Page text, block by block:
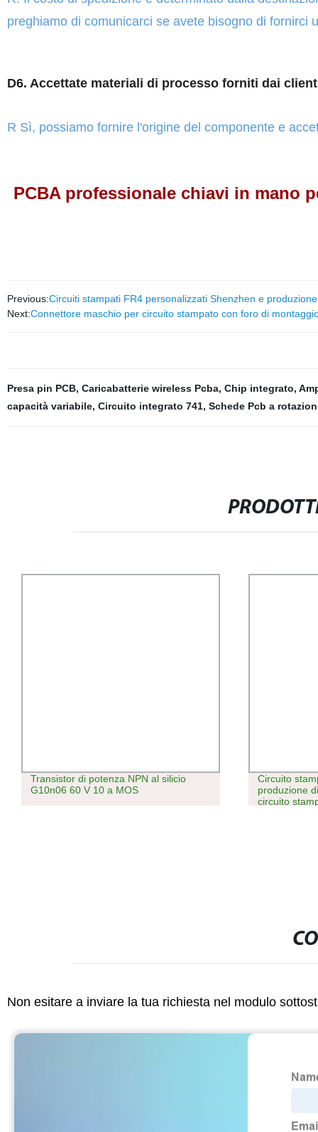
preghiamo di comunicarci se avete bisogno di fornirci
D6. Accettate materiali di processo forniti dai
R Sì, possiamo fornire l'origine del componente e
PCBA professionale chiavi in mano
Previous:Circuiti stampati FR4 personalizzati Shenzhen e
Next:Connettore maschio per circuito stampato con foro di
Presa pin PCB, Caricabatterie wireless Pcba, Chip integrato,
capacità variabile, Circuito integrato 741, Schede Pcb a
Circuito stampato Servizio di
produzione dispositivo elettronico
Classe
Non esitare a inviare la tua richiesta nel modulo